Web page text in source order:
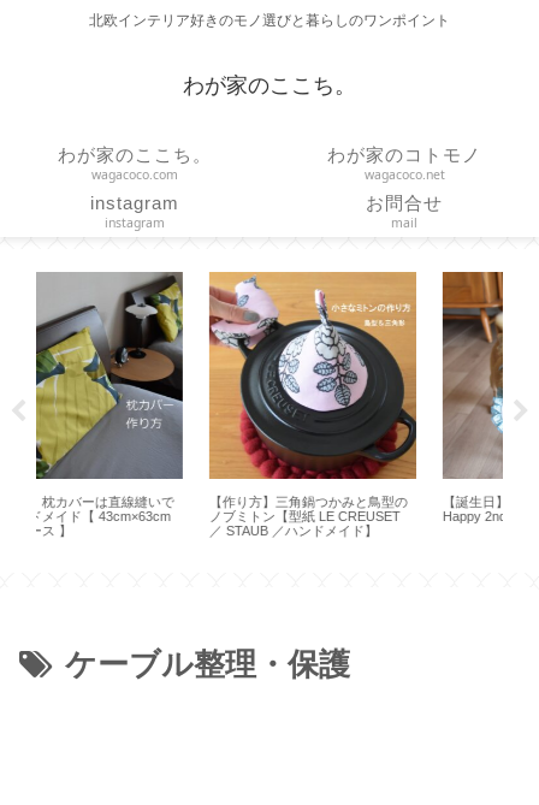
北欧インテリア好きのモノ選びと暮らしのワンポイント
わが家のここち。
わが家のここち。
wagacoco.com
わが家のコトモノ
wagacoco.net
instagram
instagram
お問合せ
mail
【誕生日】2歳になりました【
Happy 2nd Birthday 】
【 VAKUEN 】使いやすいサイズは
どれ？容器と水切りトレイのサイ
ズ選びと収納【保存容器】
ケーブル整理・保護